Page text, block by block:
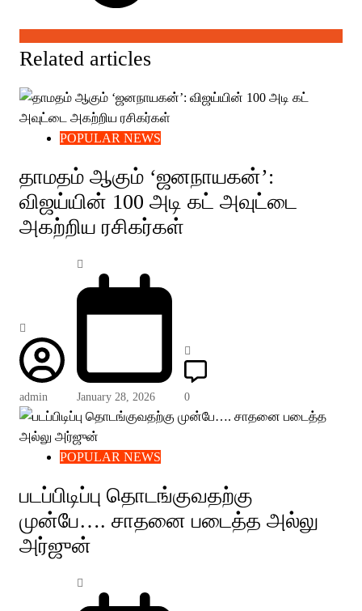
Related articles
POPULAR NEWS
தாமதம் ஆகும் ‘ஜனநாயகன்’:
விஜய்யின் 100 அடி கட் அவுட்டை
அகற்றிய ரசிகர்கள்
admin January 28, 2026 0
POPULAR NEWS
படப்பிடிப்பு தொடங்குவதற்கு
முன்பே…. சாதனை படைத்த அல்லு
அர்ஜுன்